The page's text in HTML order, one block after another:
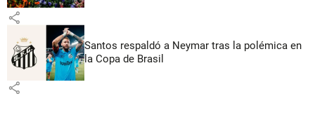
share
Santos respaldó a Neymar tras la polémica en
la Copa de Brasil
share